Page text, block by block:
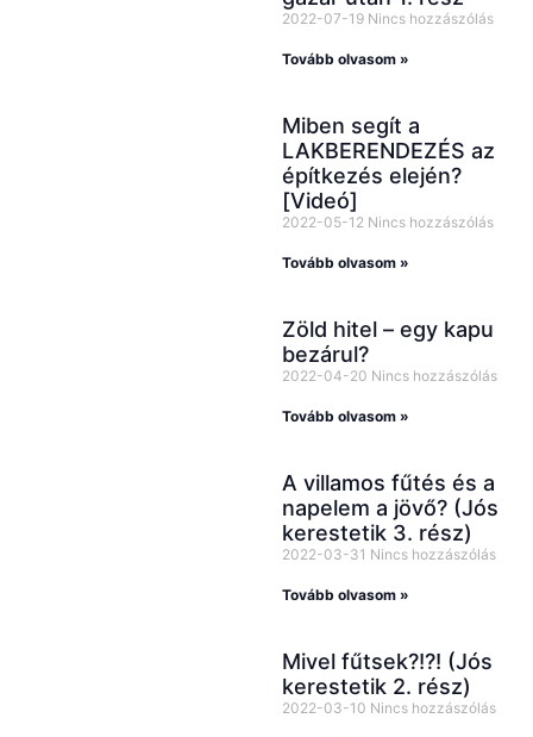
2022-07-19 Nincs hozzászólás
Tovább olvasom »
Miben segít a
LAKBERENDEZÉS az
építkezés elején?
[Videó]
2022-05-12 Nincs hozzászólás
Tovább olvasom »
Zöld hitel – egy kapu
bezárul?
2022-04-20 Nincs hozzászólás
Tovább olvasom »
A villamos fűtés és a
napelem a jövő? (Jós
kerestetik 3. rész)
2022-03-31 Nincs hozzászólás
Tovább olvasom »
Mivel fűtsek?!?! (Jós
kerestetik 2. rész)
2022-03-10 Nincs hozzászólás